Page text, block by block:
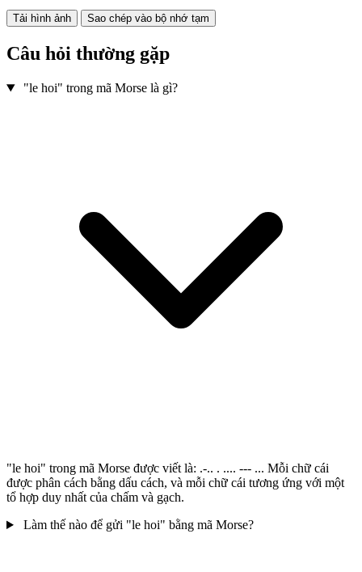
Tải hình ảnh Sao chép vào bộ nhớ tạm
Câu hỏi thường gặp
"le hoi" trong mã Morse là gì?
"le hoi" trong mã Morse được viết là: .-.. . .... --- ... Mỗi chữ cái
được phân cách bằng dấu cách, và mỗi chữ cái tương ứng với một
tổ hợp duy nhất của chấm và gạch.
Làm thế nào để gửi "le hoi" bằng mã Morse?